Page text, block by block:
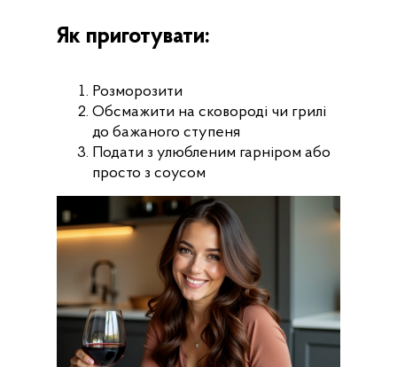
Як приготувати:
Розморозити
Обсмажити на сковороді чи грилі
до бажаного ступеня
Подати з улюбленим гарніром або
просто з соусом